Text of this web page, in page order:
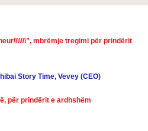
”, mbrëmje tregimi për prindërit
Story Time, Vevey (CEO)
për prindërit e ardhshëm